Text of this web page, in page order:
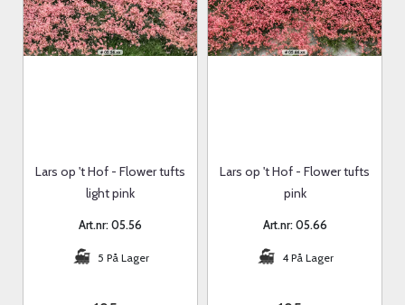
Lars op 't Hof - Flower tufts
light pink
Art.nr: 05.56
5 På Lager
Lars op 't Hof - Flower tufts
pink
Art.nr: 05.66
4 På Lager